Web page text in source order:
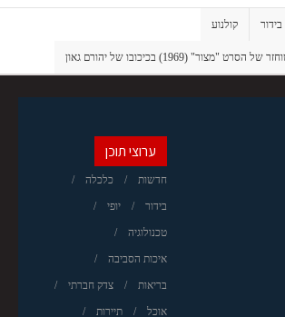
בידור קולנוע
(1969) בכיכובו של יהורם גאון
ערוצי תוכן
חדשות כלכלה
בידור יופי
טכנולוגיה
איכות הסביבה
בריאות צדק חברתי
אוכל תיירות